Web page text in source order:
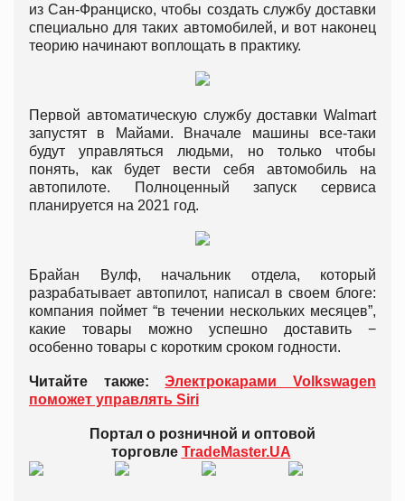
из Сан-Франциско, чтобы создать службу доставки
специально для таких автомобилей, и вот наконец
теорию начинают воплощать в практику.
Первой автоматическую службу доставки Walmart
запустят в Майами. Вначале машины все-таки
будут управляться людьми, но только чтобы
понять, как будет вести себя автомобиль на
автопилоте. Полноценный запуск сервиса
планируется на 2021 год.
Брайан Вулф, начальник отдела, который
разрабатывает автопилот, написал в своем блоге:
компания поймет “в течении нескольких месяцев”,
какие товары можно успешно доставить −
особенно товары с коротким сроком годности.
Читайте также:Электрокарами Volkswagen
поможет управлять Siri
Портал о розничной и оптовой
торговле TradeMaster.UA